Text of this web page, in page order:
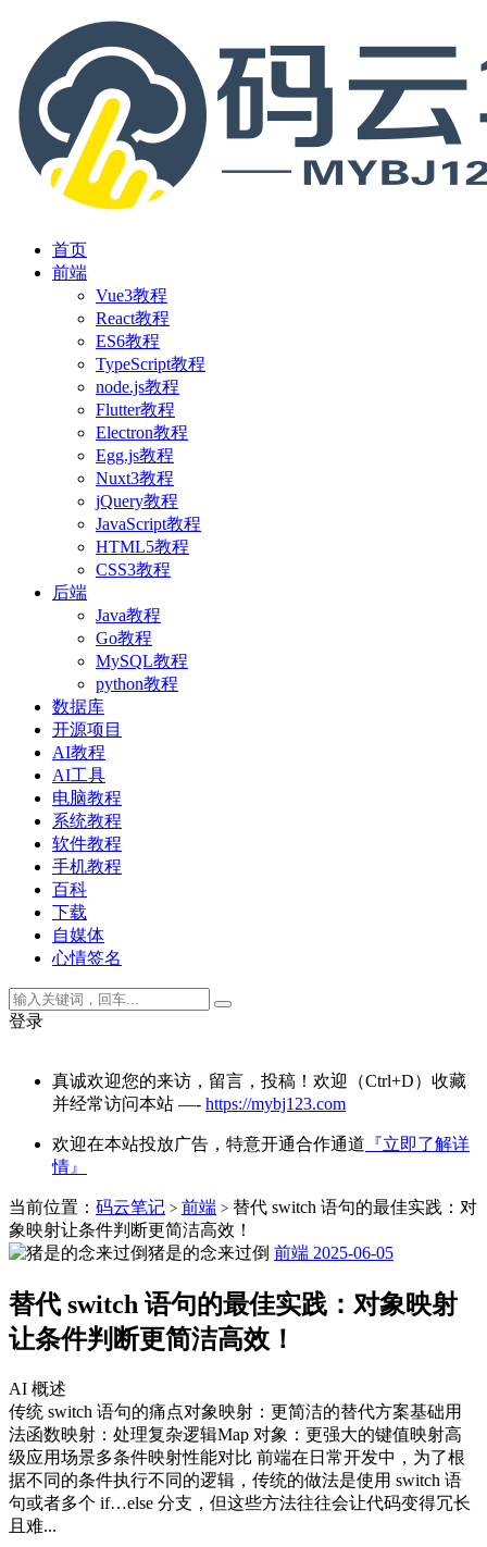
首页
前端
Vue3教程
React教程
ES6教程
TypeScript教程
node.js教程
Flutter教程
Electron教程
Egg.js教程
Nuxt3教程
jQuery教程
JavaScript教程
HTML5教程
CSS3教程
后端
Java教程
Go教程
MySQL教程
python教程
数据库
开源项目
AI教程
AI工具
电脑教程
系统教程
软件教程
手机教程
百科
下载
自媒体
心情签名
登录
真诚欢迎您的来访，留言，投稿！欢迎（Ctrl+D）收藏
并经常访问本站 —- https://mybj123.com
欢迎在本站投放广告，特意开通合作通道 『立即了解详
情』
当前位置： 码云笔记 > 前端 > 替代 switch 语句的最佳实践：对
象映射让条件判断更简洁高效！
猪是的念来过倒 前端 2025-06-05
替代 switch 语句的最佳实践：对象映射
让条件判断更简洁高效！
AI 概述
传统 switch 语句的痛点对象映射：更简洁的替代方案基础用
法函数映射：处理复杂逻辑Map 对象：更强大的键值映射高
级应用场景多条件映射性能对比 前端在日常开发中，为了根
据不同的条件执行不同的逻辑，传统的做法是使用 switch 语
句或者多个 if…else 分支，但这些方法往往会让代码变得冗长
且难...